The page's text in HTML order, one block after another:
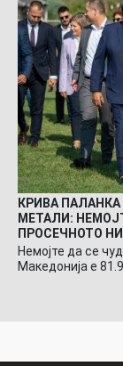
КРИВА
МЕТАЛИ:
ПРОСЕЧНОТО
Немојте да се
Македонија е